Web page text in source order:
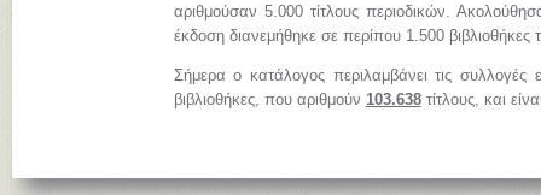
αριθμούσαν 5.000 τίτλους περιοδικών.
έκδοση διανεμήθηκε σε περίπου 1.500 βιβλιοθήκες
Σήμερα ο κατάλογος περιλαμβάνει τις
βιβλιοθήκες, που αριθμούν 103.638τίτλους, και